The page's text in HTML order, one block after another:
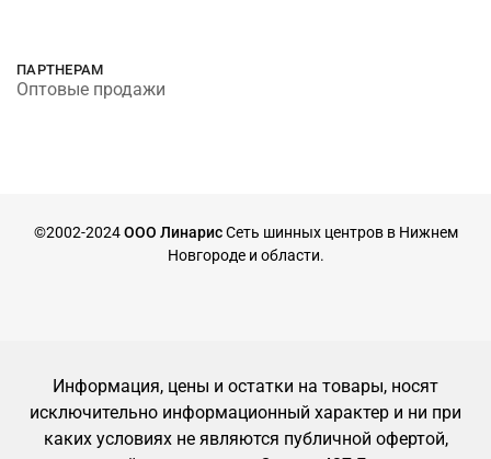
ПАРТНЕРАМ
Оптовые продажи
©2002-2024ООО ЛинарисСеть шинных центров в Нижнем
Новгороде и области.
Информация, цены и остатки на товары, носят
исключительно информационный характер и ни при
каких условиях не являются публичной офертой,